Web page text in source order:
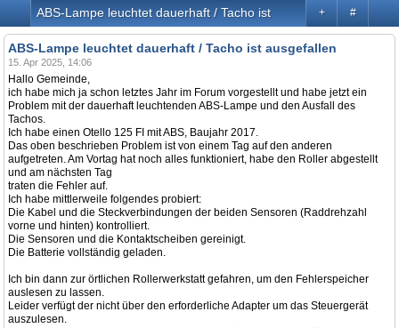
#
+
ABS-Lampe leuchtet dauerhaft / Tacho ist ausgefallen
ABS-Lampe leuchtet dauerhaft / Tacho ist ausgefallen
15. Apr 2025, 14:06
Hallo Gemeinde,
ich habe mich ja schon letztes Jahr im Forum vorgestellt und habe jetzt ein
Problem mit der dauerhaft leuchtenden ABS-Lampe und den Ausfall des
Tachos.
Ich habe einen Otello 125 FI mit ABS, Baujahr 2017.
Das oben beschrieben Problem ist von einem Tag auf den anderen
aufgetreten. Am Vortag hat noch alles funktioniert, habe den Roller abgestellt
und am nächsten Tag
traten die Fehler auf.
Ich habe mittlerweile folgendes probiert:
Die Kabel und die Steckverbindungen der beiden Sensoren (Raddrehzahl
vorne und hinten) kontrolliert.
Die Sensoren und die Kontaktscheiben gereinigt.
Die Batterie vollständig geladen.
Ich bin dann zur örtlichen Rollerwerkstatt gefahren, um den Fehlerspeicher
auslesen zu lassen.
Leider verfügt der nicht über den erforderliche Adapter um das Steuergerät
auszulesen.